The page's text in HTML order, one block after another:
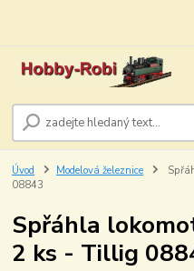
Úvod Modelová železnice
08843
Spřáhla
2 ks - Tillig